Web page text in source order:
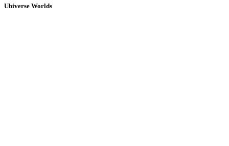
Ubiverse Worlds